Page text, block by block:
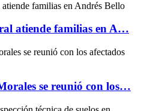
atiende familias en A…
se reunió con los…